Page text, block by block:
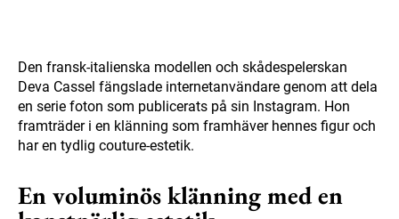
Den fransk-italienska modellen och skådespelerskan
Deva Cassel fängslade internetanvändare genom att dela
en serie foton som publicerats på sin Instagram. Hon
framträder i en klänning som framhäver hennes figur och
har en tydlig couture-estetik.
En voluminös klänning med en